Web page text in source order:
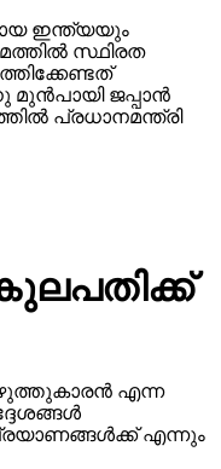
ഇന്ത്യയും
സ്ഥിരത
ജപ്പാൻ
പ്രധാനമന്ത്രി
എന്ന
എന്നും